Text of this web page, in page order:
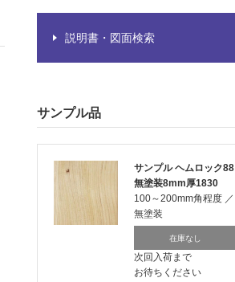
説明書・図面検索
サンプル品
サンプル ヘムロック88
無塗装8mm厚1830
100～200mm角程度 ／
無塗装
在庫なし
次回入荷まで
お待ちください